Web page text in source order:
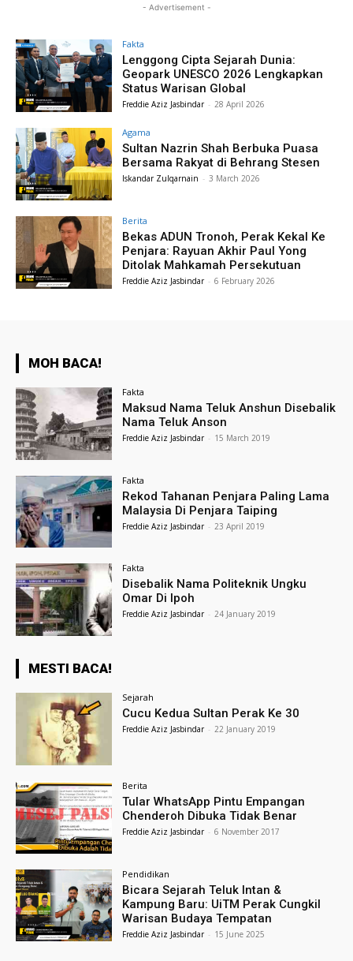
- Advertisement -
Fakta
Lenggong Cipta Sejarah Dunia:
Geopark UNESCO 2026 Lengkapkan
Status Warisan Global
Freddie Aziz Jasbindar - 28 April 2026
Agama
Sultan Nazrin Shah Berbuka Puasa
Bersama Rakyat di Behrang Stesen
Iskandar Zulqarnain - 3 March 2026
Berita
Bekas ADUN Tronoh, Perak Kekal Ke
Penjara: Rayuan Akhir Paul Yong
Ditolak Mahkamah Persekutuan
Freddie Aziz Jasbindar - 6 February 2026
MOH BACA!
Fakta
Maksud Nama Teluk Anshun Disebalik
Nama Teluk Anson
Freddie Aziz Jasbindar - 15 March 2019
Fakta
Rekod Tahanan Penjara Paling Lama
Malaysia Di Penjara Taiping
Freddie Aziz Jasbindar - 23 April 2019
Fakta
Disebalik Nama Politeknik Ungku
Omar Di Ipoh
Freddie Aziz Jasbindar - 24 January 2019
MESTI BACA!
Sejarah
Cucu Kedua Sultan Perak Ke 30
Freddie Aziz Jasbindar - 22 January 2019
Berita
Tular WhatsApp Pintu Empangan
Chenderoh Dibuka Tidak Benar
Freddie Aziz Jasbindar - 6 November 2017
Pendidikan
Bicara Sejarah Teluk Intan &
Kampung Baru: UiTM Perak Cungkil
Warisan Budaya Tempatan
Freddie Aziz Jasbindar - 15 June 2025